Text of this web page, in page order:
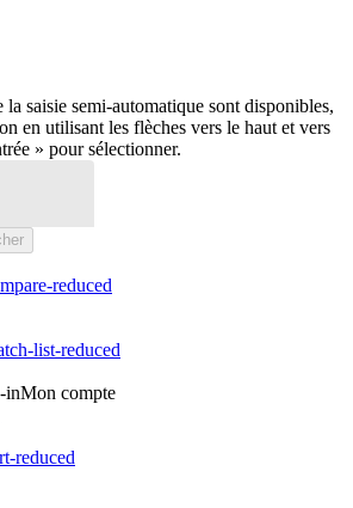
la saisie semi-automatique sont disponibles,
en utilisant les flèches vers le haut et vers
» pour sélectionner.
Mon compte